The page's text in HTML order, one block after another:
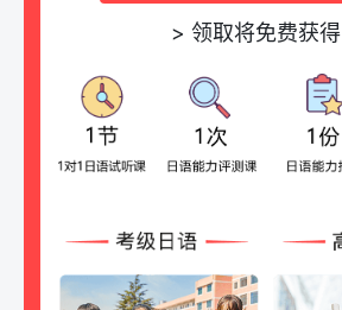
> 领取将免费获得